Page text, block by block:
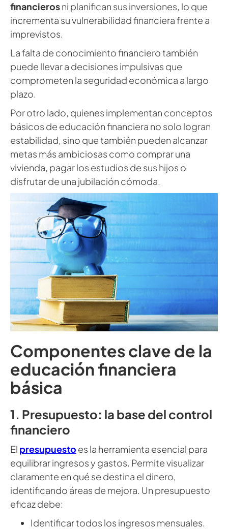
financierosni planifican sus inversiones, lo que
incrementa su vulnerabilidad financiera frente a
imprevistos.
La falta de conocimiento financiero también
puede llevar a decisiones impulsivas que
comprometen la seguridad económica a largo
plazo.
Por otro lado, quienes implementan conceptos
básicos de educación financiera no solo logran
estabilidad, sino que también pueden alcanzar
metas más ambiciosas como comprar una
vivienda, pagar los estudios de sus hijos o
disfrutar de una jubilación cómoda.
Componentes clave de la
educación financiera
básica
1. Presupuesto: la base del control
financiero
El presupuesto es la herramienta esencial para
equilibrar ingresos y gastos. Permite visualizar
claramente en qué se destina el dinero,
identificando áreas de mejora. Un presupuesto
eficaz debe:
Identificar todos los ingresos mensuales.